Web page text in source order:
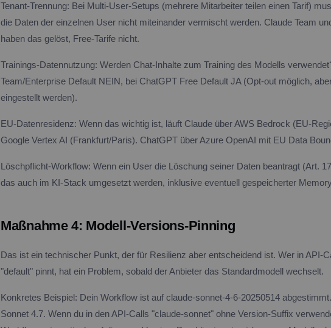
Tenant-Trennung: Bei Multi-User-Setups (mehrere Mitarbeiter teilen einen Tarif)
die Daten der einzelnen User nicht miteinander vermischt werden. Claude Team
haben das gelöst, Free-Tarife nicht.
Trainings-Datennutzung: Werden Chat-Inhalte zum Training des Modells
Team/Enterprise Default NEIN, bei ChatGPT Free Default JA (Opt-out möglich,
eingestellt werden).
EU-Datenresidenz: Wenn das wichtig ist, läuft Claude über AWS Bedrock (EU-
Google Vertex AI (Frankfurt/Paris). ChatGPT über Azure OpenAI mit EU Data
Löschpflicht-Workflow: Wenn ein User die Löschung seiner Daten beantragt (Art.
das auch im KI-Stack umgesetzt werden, inklusive eventuell gespeicherter
Maßnahme 4: Modell-Versions-Pinning
Das ist ein technischer Punkt, der für Resilienz aber entscheidend ist. Wer in API-
"default" pinnt, hat ein Problem, sobald der Anbieter das Standardmodell wechselt.
Konkretes Beispiel: Dein Workflow ist auf claude-sonnet-4-6-20250514
Sonnet 4.7. Wenn du in den API-Calls "claude-sonnet" ohne Version-Suffix